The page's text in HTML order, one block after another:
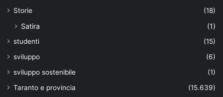
Storie
(18)
Satira (1)
studenti
(15)
sviluppo
(6)
sviluppo sostenibile
(1)
Taranto e provincia
(15.639)